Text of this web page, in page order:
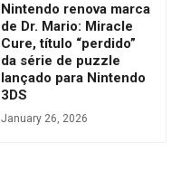
Nintendo renova marca
de Dr. Mario: Miracle
Cure, título “perdido”
da série de puzzle
lançado para Nintendo
3DS
January 26, 2026